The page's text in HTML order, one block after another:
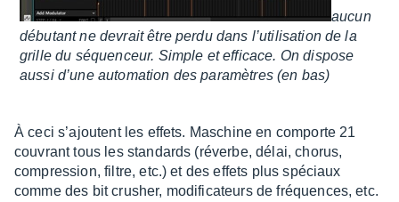
aucun
débu­tant ne devrait être perdu dans l’uti­li­sa­tion de la
grille du séquen­ceur. Simple et effi­cace. On dispose
aussi d’une auto­ma­tion des para­mètres (en bas)
À ceci s’ajoutent les effets. Maschine en comporte 21
couvrant tous les stan­dards (réverbe, délai, chorus,
compres­sion, filtre, etc.) et des effets plus spéciaux
comme des bit crusher, modi­fi­ca­teurs de fréquences, etc.